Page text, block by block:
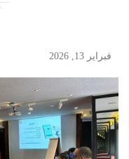
فبراير 13, 2026